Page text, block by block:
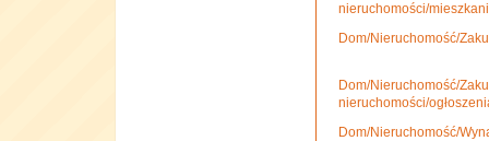
nieruchomości/
Dom/Nieruchomość/
Dom/Nieruchomość/
nieruchomości/
Dom/Nieruchomość/